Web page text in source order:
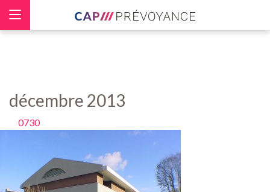
décembre 2013
0730
Panneau de gestion des cookies